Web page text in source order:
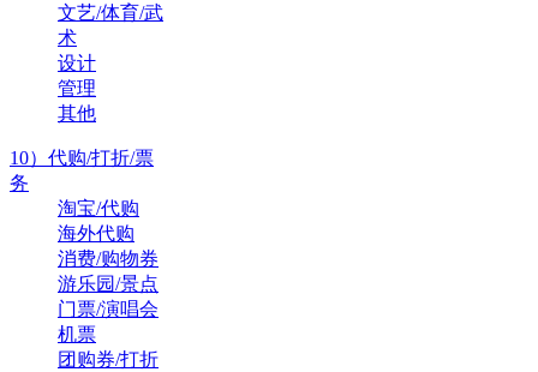
文艺/体育/武
术
设计
管理
其他
10）代购/打折/票
务
淘宝/代购
海外代购
消费/购物券
游乐园/景点
门票/演唱会
机票
团购券/打折